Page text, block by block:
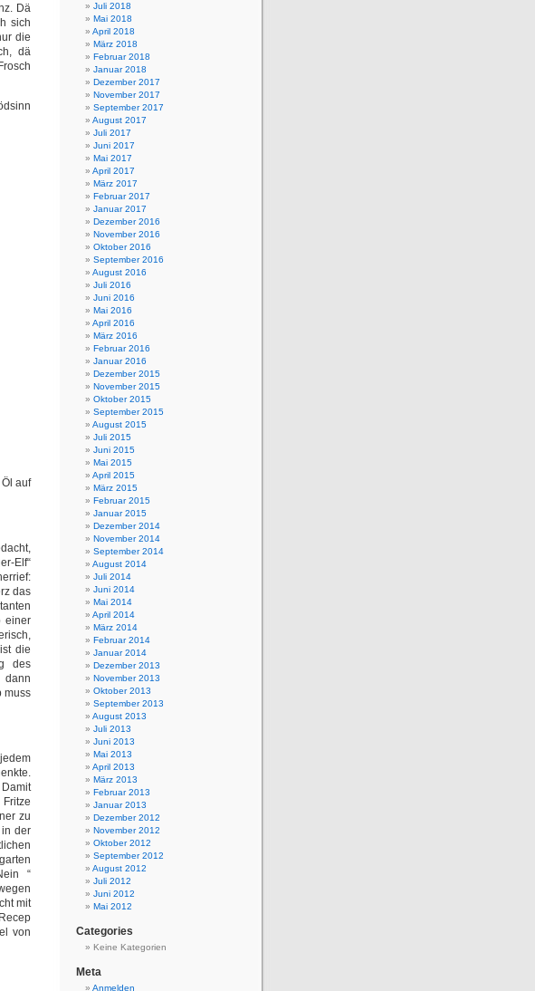
Dä
sich
die
dä
auf
Elf“
das
einer
die
des
muss
zu
in der
“
mit
von
Juli 2018
Mai 2018
April 2018
März 2018
Februar 2018
Januar 2018
Dezember 2017
November 2017
September 2017
August 2017
Juli 2017
Juni 2017
Mai 2017
April 2017
März 2017
Februar 2017
Januar 2017
Dezember 2016
November 2016
Oktober 2016
September 2016
August 2016
Juli 2016
Juni 2016
Mai 2016
April 2016
März 2016
Februar 2016
Januar 2016
Dezember 2015
November 2015
Oktober 2015
September 2015
August 2015
Juli 2015
Juni 2015
Mai 2015
April 2015
März 2015
Februar 2015
Januar 2015
Dezember 2014
November 2014
September 2014
August 2014
Juli 2014
Juni 2014
Mai 2014
April 2014
März 2014
Februar 2014
Januar 2014
Dezember 2013
November 2013
Oktober 2013
September 2013
August 2013
Juli 2013
Juni 2013
Mai 2013
April 2013
März 2013
Februar 2013
Januar 2013
Dezember 2012
November 2012
Oktober 2012
September 2012
August 2012
Juli 2012
Juni 2012
Mai 2012
Categories
Keine Kategorien
Meta
Anmelden